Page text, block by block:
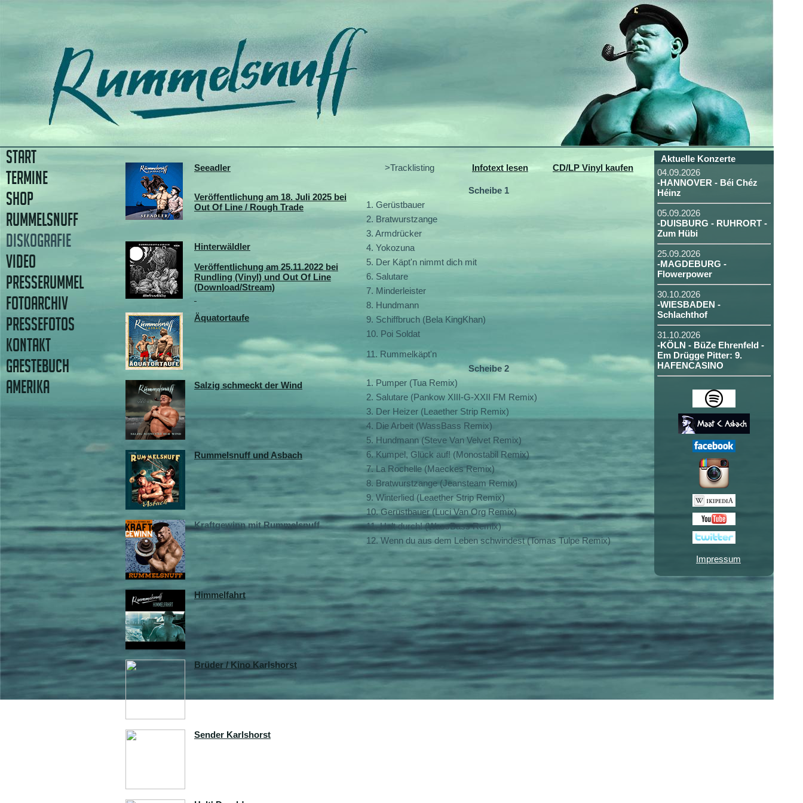
Seeadler
Veröffentlichung am 18. Juli 2025 bei
Out Of Line / Rough Trade
Hinterwäldler
Veröffentlichung am 25.11.2022 bei
Rundling (Vinyl) und Out Of Line
(Download/Stream)
Äquatortaufe
Salzig schmeckt der Wind
Rummelsnuff und Asbach
Kraftgewinn mit Rummelsnuff
Himmelfahrt
Brüder / Kino Karlshorst
Sender Karlshorst
>Tracklisting Infotext lesen CD/LP Vinyl kaufen
Scheibe 1
1. Gerüstbauer
2. Bratwurstzange
3. Armdrücker
4. Yokozuna
5. Der Käpt'n nimmt dich mit
6. Salutare
7. Minderleister
8. Hundmann
9. Schiffbruch (Bela KingKhan)
10. Poi Soldat
11. Rummelkäpt'n
Scheibe 2
1. Pumper (Tua Remix)
2. Salutare (Pankow XIII-G-XXII FM Remix)
3. Der Heizer (Leaether Strip Remix)
4. Die Arbeit (WassBass Remix)
5. Hundmann (Steve Van Velvet Remix)
6. Kumpel, Glück auf! (Monostabil Remix)
7. La Rochelle (Maeckes Remix)
8. Bratwurstzange (Jeansteam Remix)
9. Winterlied (Leaether Strip Remix)
10. Gerüstbauer (Luci Van Org Remix)
11. Halt durch! (WassBass Remix)
12. Wenn du aus dem Leben schwindest (Tomas Tulpe Remix)
START
TERMINE
SHOP
RUMMELSNUFF
DISKOGRAFIE
VIDEO
PRESSERUMMEL
FOTOARCHIV
PRESSEFOTOS
KONTAKT
GAESTEBUCH
AMERIKA
Aktuelle Konzerte
04.09.2026
-HANNOVER - Béi Chéz
Héinz
05.09.2026
-DUISBURG - RUHRORT -
Zum Hübi
25.09.2026
-MAGDEBURG -
Flowerpower
30.10.2026
-WIESBADEN -
Schlachthof
31.10.2026
-KÖLN - BüZe Ehrenfeld -
Em Drügge Pitter: 9.
HAFENCASINO
Impressum